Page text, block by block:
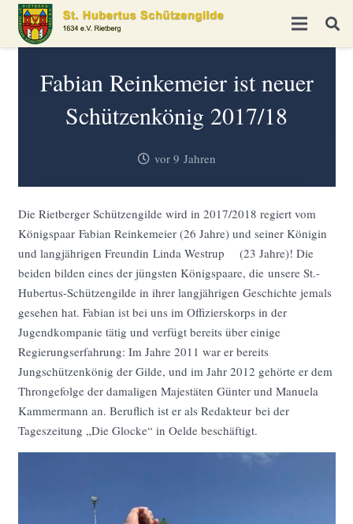
Fabian Reinkemeier ist neuer
Schützenkönig 2017/18
vor 9 Jahren
Die Rietberger Schützengilde wird in 2017/2018 regiert vom
Königspaar Fabian Reinkemeier (26 Jahre) und seiner Königin
und langjährigen Freundin Linda Westrup (23 Jahre)! Die
beiden bilden eines der jüngsten Königspaare, die unsere St.-
Hubertus-Schützengilde in ihrer langjährigen Geschichte jemals
gesehen hat. Fabian ist bei uns im Offizierskorps in der
Jugendkompanie tätig und verfügt bereits über einige
Regierungserfahrung: Im Jahre 2011 war er bereits
Jungschützenkönig der Gilde, und im Jahr 2012 gehörte er dem
Throngefolge der damaligen Majestäten Günter und Manuela
Kammermann an. Beruflich ist er als Redakteur bei der
Tageszeitung „Die Glocke“ in Oelde beschäftigt.